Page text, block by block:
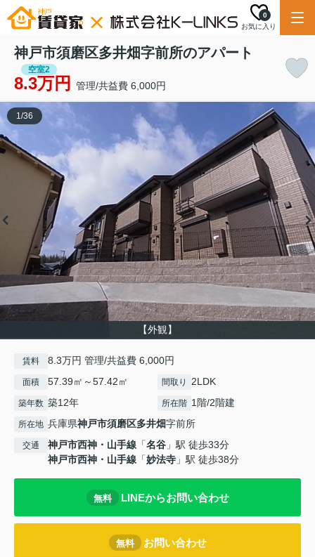
お気に入り
0
神戸市須磨区多井畑字前所のアパート
空室2
8.3万円 管理/共益費 6,000円
【外観】
1/36
賃料 8.3万円 管理/共益費 6,000円
面積 57.39㎡～57.42㎡ 間取り 2LDK
築年数 築12年 所在階 1階/2階建
所在地 兵庫県神戸市須磨区多井畑字前所
交通 神戸市西神・山手線 「名谷 」駅 徒歩33分
神戸市西神・山手線 「妙法寺 」駅 徒歩38分
無料 LINEからお問い合わせ
無料 お問い合わせ